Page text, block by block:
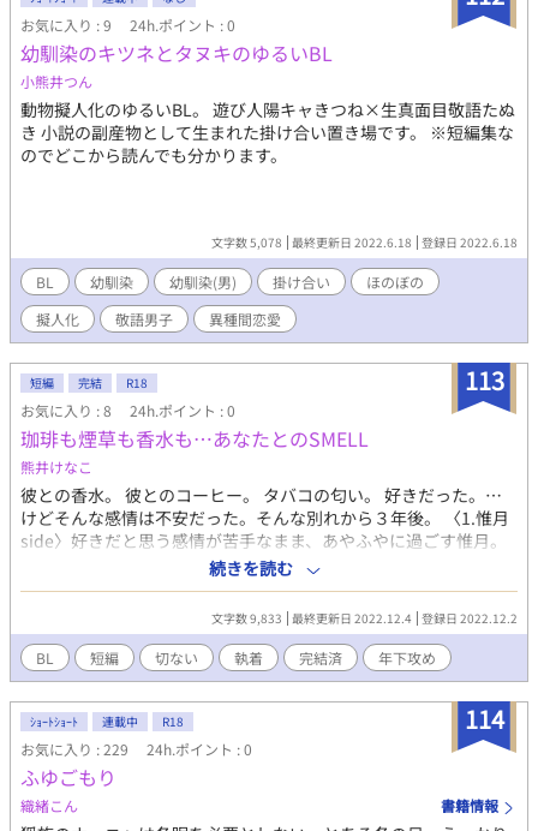
お気に入り : 9 24h.ポイント : 0
幼馴染のキツネとタヌキのゆるいBL
小熊井つん
動物擬人化のゆるいBL。 遊び人陽キャきつね×生真面目敬語たぬ
き 小説の副産物として生まれた掛け合い置き場です。 ※短編集な
のでどこから読んでも分かります。
文字数 5,078 最終更新日 2022.6.18 登録日 2022.6.18
BL 幼馴染 幼馴染(男) 掛け合い
ほのぼの
擬人化
敬語男子 異種間恋愛
113
短編 完結 R18
お気に入り : 8 24h.ポイント : 0
珈琲も煙草も香水も…あなたとのSMELL
熊井けなこ
彼との香水。 彼とのコーヒー。 タバコの匂い。 好きだった。…
けどそんな感情は不安だった。そんな別れから３年後。 〈1.惟月
side〉好きだと思う感情が苦手なまま、あやふやに過ごす惟月。
アパレルデザイナーの惟月の所へ、同業で成功し始めた元恋人.海
勇が突然訪ねて来た。 〈2と3.海勇side〉恋人への感情を拗らせ
自分の嫉妬心に耐えきれず、恋人.惟月から逃げるように別れた海
勇。 惟月が講師としてやって来た時の出逢い、付き合っていた当
時の思い出、惟月の部屋へ突然押しかけた夜中〈1〉の続き。
続きを読む
文字数 9,833 最終更新日 2022.12.4 登録日 2022.12.2
BL 短編 切ない 執着 完結済 年下攻め
114
ｼｮｰﾄｼｮｰﾄ 連載中 R18
お気に入り : 229 24h.ポイント : 0
ふゆごもり
織緒こん 書籍情報